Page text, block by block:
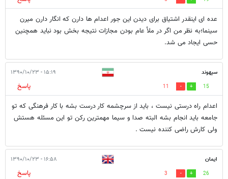
عده ای اینقدر اشتیاق برای دیدن این جور اعدام ها دارن که انگار دارن میرن
سینما؛به نظر من اگر در ملأ عام بودن مجازات نتیجه بخش بود نباید همچنین
حسی ایجاد می شد.
سپهوند ۱۵:۱۹ - ۱۳۹۰/۱۰/۲۳
15
11
پاسخ
اعدام راه درستی نیست ، باید از سرچشمه کار درست بشه با کار فرهنگی که تو
جامعه باید انجام بشه البته صدا و سیما مهمترین رکن تو این مسئله هستش
ولی کارش راضی کننده نیست .
ایمان ۱۶:۵۸ - ۱۳۹۰/۱۰/۲۳
26
3
پاسخ